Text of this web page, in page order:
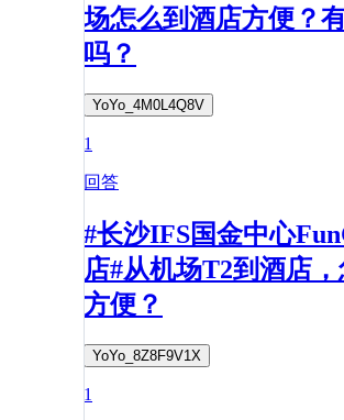
场怎么到酒店方便？
吗？
YoYo_4M0L4Q8V
1
回答
#长沙IFS国金中心
店#从机场T2到酒店
方便？
YoYo_8Z8F9V1X
1